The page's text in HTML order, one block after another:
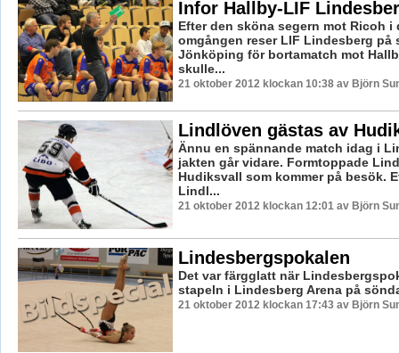
Infor Hallby-LIF
Efter den sköna segern mot Ricoh i
omgången reser LIF Lindesberg på
Jönköping för bortamatch mot
skulle...
21 oktober 2012 klockan 10:38 av Björn
Lindlöven gästas av
Ännu en spännande match idag i
jakten går vidare. Formtoppade
Hudiksvall som kommer på besök.
Lindl...
21 oktober 2012 klockan 12:01 av Björn
Lindesbergspokalen
Det var färgglatt när
stapeln i Lindesberg Arena på
21 oktober 2012 klockan 17:43 av Björn